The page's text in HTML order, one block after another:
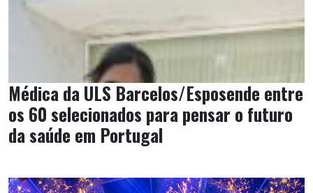
Médica da ULS Barcelos/Esposende entre
os 60 selecionados para pensar o futuro
da saúde em Portugal